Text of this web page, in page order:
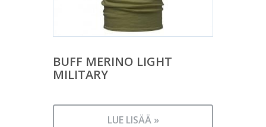
BUFF MERINO LIGHT
MILITARY
LUE LISÄÄ »